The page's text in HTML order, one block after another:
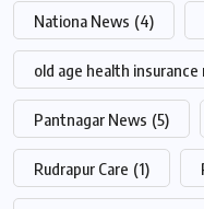
Nationa News (4)
old age health insurance
Pantnagar News (5)
Rudrapur Care (1)